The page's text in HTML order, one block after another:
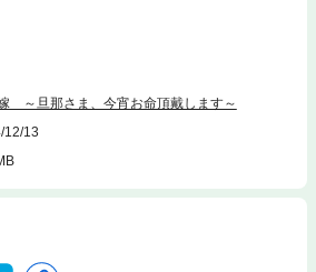
。さらに和葉を嫁にしたいと縁談を申し入れ
の座を奪われた黒百合家は、和葉に禁断の命
暗殺目的の“いつわりの花嫁”として玻玖に嫁
かというほど寵愛されて――!?玻玖が和葉を溺
物語。(この作品は電子コミック誌noicomi vo
に収録されています。重複購入にご注意くだ
～旦那さま、今宵お命頂戴します～
12/13